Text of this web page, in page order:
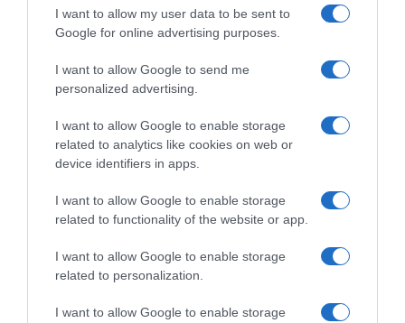
I want to allow my user data to be sent to
Google for online advertising purposes.
I want to allow Google to send me
personalized advertising.
I want to allow Google to enable storage
related to analytics like cookies on web or
device identifiers in apps.
I want to allow Google to enable storage
related to functionality of the website or app.
I want to allow Google to enable storage
related to personalization.
I want to allow Google to enable storage
και μάθετε πρώτοι όλες τις ειδήσεις
Share Tweet
ΔΙΑΦΗΜΙΣΗ